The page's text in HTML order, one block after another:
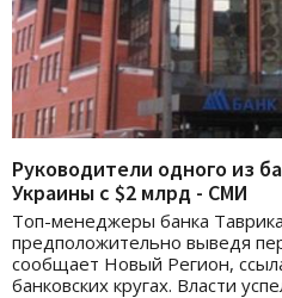
Руководители одного из
Украины с $2 млрд - СМИ
Топ-менеджеры банка
предположительно выведя
сообщает Новый Регион,
банковских кругах. Власти